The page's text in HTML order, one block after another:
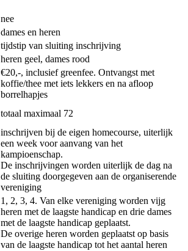
nee
dames en heren
tijdstip van sluiting inschrijving
heren geel, dames rood
€20,-, inclusief greenfee. Ontvangst met
koffie/thee met iets lekkers en na afloop
borrelhapjes
totaal maximaal 72
inschrijven bij de eigen homecourse, uiterlijk
een week voor aanvang van het
kampioenschap.
De inschrijvingen worden uiterlijk de dag na
de sluiting doorgegeven aan de organiserende
vereniging
1, 2, 3, 4. Van elke vereniging worden vijg
heren met de laagste handicap en drie dames
met de laagste handicap geplaatst.
De overige heren worden geplaatst op basis
van de laagste handicap tot het aantal heren